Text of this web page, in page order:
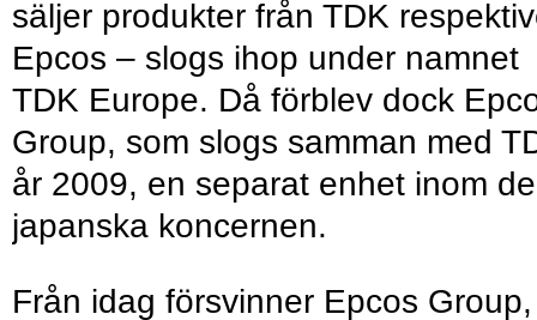
säljer produkter från TDK
Epcos – slogs ihop under namnet
TDK Europe. Då förblev dock
Group, som slogs samman med
år 2009, en separat enhet inom
japanska koncernen.
Från idag försvinner Epcos Group,